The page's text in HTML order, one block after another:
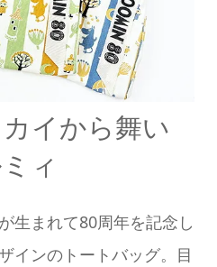
イから舞い
ィ
生まれて80周年を記念し
インのトートバッグ。目